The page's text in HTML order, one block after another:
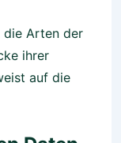
die Arten der
ihrer
auf die